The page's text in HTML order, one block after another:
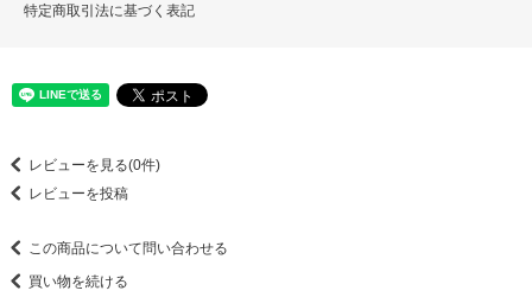
特定商取引法に基づく表記
レビューを見る(0件)
レビューを投稿
この商品について問い合わせる
買い物を続ける